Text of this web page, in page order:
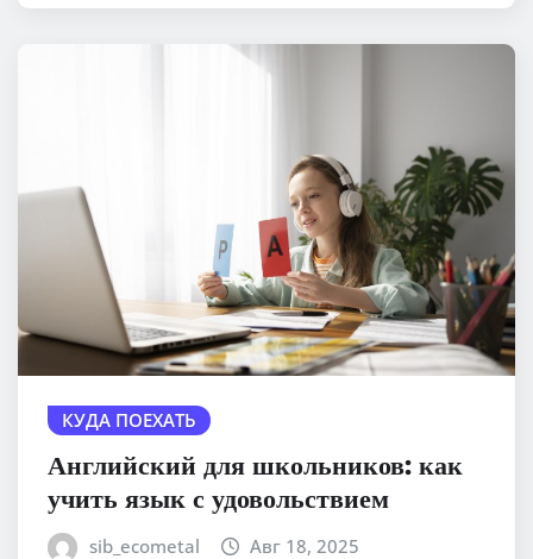
КУДА ПОЕХАТЬ
Английский для школьников: как
учить язык с удовольствием
sib_ecometal Авг 18, 2025